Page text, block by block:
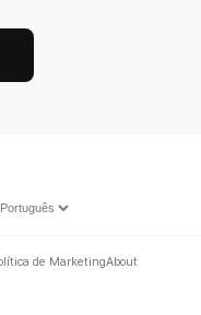
de MarketingAbout